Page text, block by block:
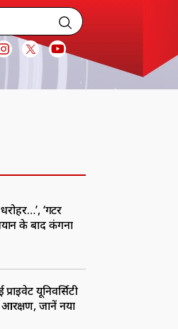
‘गटर
के बाद कंगना
यूनिवर्सिटी
जानें नया